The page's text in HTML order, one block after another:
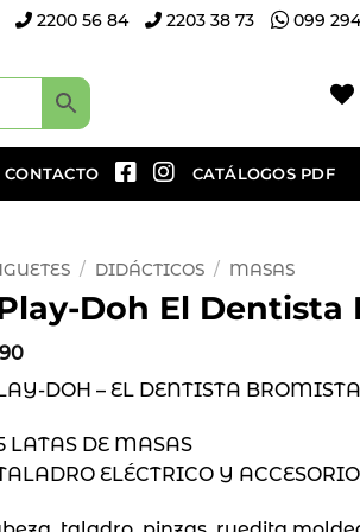
2200 56 84 2203 38 73 099
CONTACTO CATÁLOGOS PDF
/ DIDÁCTICOS / MASAS
Doh El Dentista
El
actual
DOH – EL DENTISTA BROMISTA
LATAS DE MASAS
ELÉCTRICO Y